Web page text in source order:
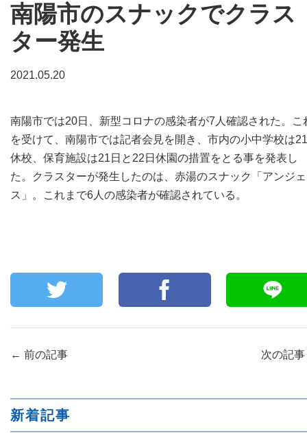
お問い合わせ
お申し込み
〒041-0801
営業時間 9:00～18:00 営業時間 9:00～18:00
南陽市のスナックでクラス
ター発生
2021.05.20
南陽市では20日、新型コロナの感染者が7人確認された。こ
を受けて、南陽市では記者会見を開き、市内の小中学校は
休校、保育施設は21日と22日休園の措置をとる事を発表し
た。クラスターが発生したのは、赤湯のスナック「アンジ
ス」。これまで6人の感染者が確認されている。
← 前の記事 次の記事
新着記事